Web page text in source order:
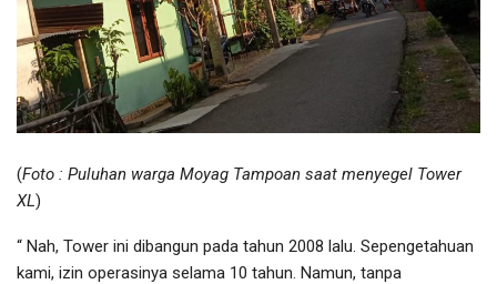
(Foto : Puluhan warga Moyag Tampoan saat menyegel Tower
XL)
“ Nah, Tower ini dibangun pada tahun 2008 lalu. Sepengetahuan
kami, izin operasinya selama 10 tahun. Namun, tanpa